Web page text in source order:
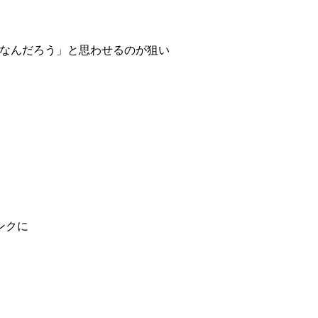
んだろう」と思わせるのが狙い
クに